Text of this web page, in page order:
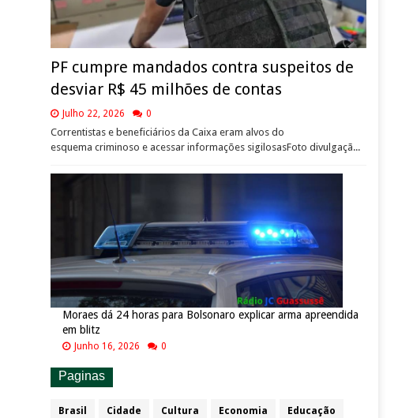
PF cumpre mandados contra suspeitos de
desviar R$ 45 milhões de contas
Julho 22, 2026 0
Correntistas e beneficiários da Caixa eram alvos do
esquema criminoso e acessar informações sigilosasFoto divulgaçã...
Moraes dá 24 horas para Bolsonaro explicar arma apreendida
em blitz
Junho 16, 2026 0
Paginas
Brasil Cidade Cultura Economia Educação